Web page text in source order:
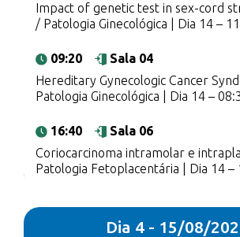
Impact of genetic test in sex-cord
/ Patologia Ginecológica | Dia 14 –
09:20
Sala 04
Hereditary Gynecologic Cancer
Patologia Ginecológica | Dia 14 –
16:40
Sala 06
Coriocarcinoma intramolar e
Patologia Fetoplacentária | Dia 14 –
Dia 4 - 15/08/